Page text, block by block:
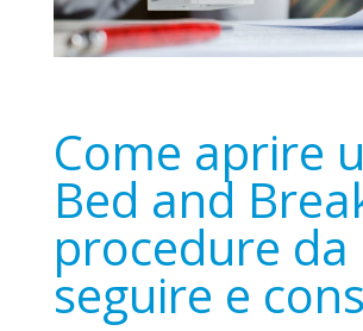
Come aprire
Bed and
procedure da
seguire e